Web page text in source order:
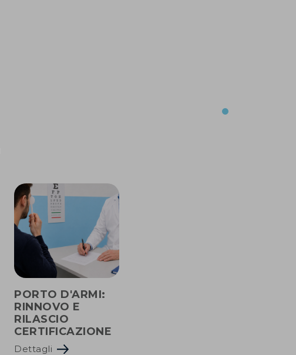
PORTO D'ARMI:
RINNOVO E
RILASCIO
CERTIFICAZIONE
Dettagli